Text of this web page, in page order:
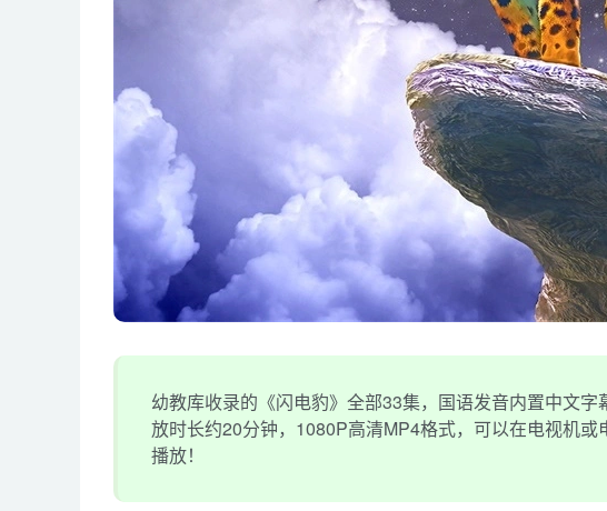
幼教库收录的《闪电豹》全部33集，国语发音内置中文
放时长约20分钟，1080P高清MP4格式，可以在电视机
播放！